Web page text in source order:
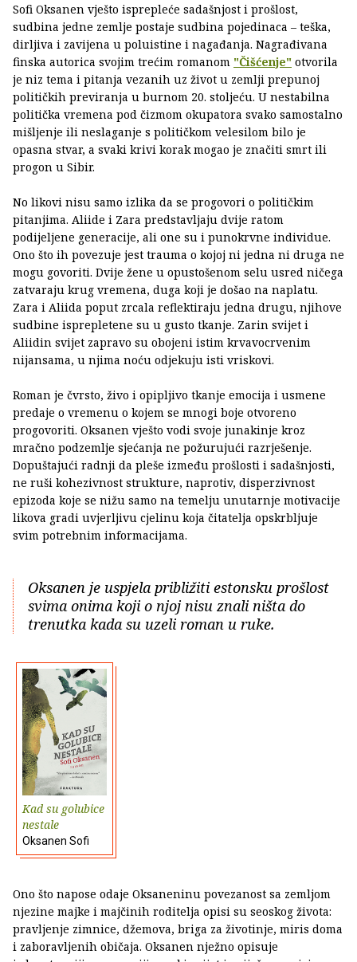
Sofi Oksanen vješto isprepleće sadašnjost i prošlost,
sudbina jedne zemlje postaje sudbina pojedinaca – teška,
dirljiva i zavijena u poluistine i nagađanja. Nagrađivana
finska autorica svojim trećim romanom "Čišćenje" otvorila
je niz tema i pitanja vezanih uz život u zemlji prepunoj
političkih previranja u burnom 20. stoljeću. U nestabilna
politička vremena pod čizmom okupatora svako samostalno
mišljenje ili neslaganje s političkom velesilom bilo je
opasna stvar, a svaki krivi korak mogao je značiti smrt ili
progon u Sibir.
No likovi nisu samo izlika da se progovori o političkim
pitanjima. Aliide i Zara predstavljaju dvije ratom
podijeljene generacije, ali one su i punokrvne individue.
Ono što ih povezuje jest trauma o kojoj ni jedna ni druga ne
mogu govoriti. Dvije žene u opustošenom selu usred ničega
zatvaraju krug vremena, duga koji je došao na naplatu.
Zara i Aliida poput zrcala reflektiraju jedna drugu, njihove
sudbine isprepletene su u gusto tkanje. Zarin svijet i
Aliidin svijet zapravo su obojeni istim krvavocrvenim
nijansama, u njima noću odjekuju isti vriskovi.
Roman je čvrsto, živo i opipljivo tkanje emocija i usmene
predaje o vremenu o kojem se mnogi boje otvoreno
progovoriti. Oksanen vješto vodi svoje junakinje kroz
mračno podzemlje sjećanja ne požurujući razrješenje.
Dopuštajući radnji da pleše između prošlosti i sadašnjosti,
ne ruši kohezivnost strukture, naprotiv, disperzivnost
epizoda koje se nižu samo na temelju unutarnje motivacije
likova gradi uvjerljivu cjelinu koja čitatelja opskrbljuje
svim potrebnim informacijama.
Oksanen je uspjela približiti estonsku prošlost
svima onima koji o njoj nisu znali ništa do
trenutka kada su uzeli roman u ruke.
Kad su golubice
nestale
Oksanen Sofi
Ono što napose odaje Oksaneninu povezanost sa zemljom
njezine majke i majčinih roditelja opisi su seoskog života:
pravljenje zimnice, džemova, briga za životinje, miris doma
i zaboravljenih običaja. Oksanen nježno opisuje